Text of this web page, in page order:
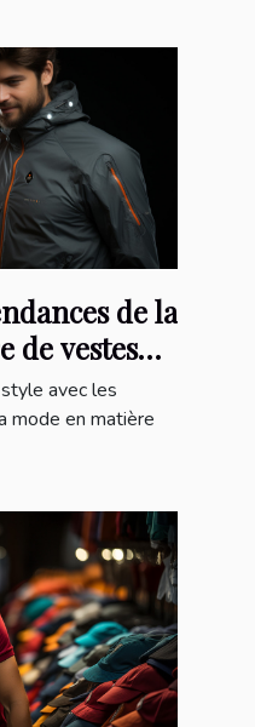
de la
de vestes
avec les
mode en matière